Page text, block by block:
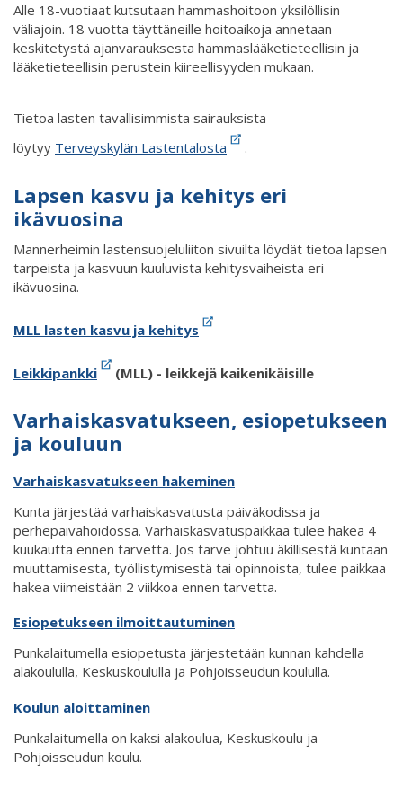
Alle 18-vuotiaat kutsutaan hammashoitoon yksilöllisin
väliajoin. 18 vuotta täyttäneille hoitoaikoja annetaan
keskitetystä ajanvarauksesta hammaslääketieteellisin ja
lääketieteellisin perustein kiireellisyyden mukaan.
Tietoa lasten tavallisimmista sairauksista
löytyy Terveyskylän Lastentalosta .
Lapsen kasvu ja kehitys eri
ikävuosina
Mannerheimin lastensuojeluliiton sivuilta löydät tietoa lapsen
tarpeista ja kasvuun kuuluvista kehitysvaiheista eri
ikävuosina.
MLL lasten kasvu ja kehitys
Leikkipankki (MLL) - leikkejä kaikenikäisille
Varhaiskasvatukseen, esiopetukseen
ja kouluun
Varhaiskasvatukseen hakeminen
Kunta järjestää varhaiskasvatusta päiväkodissa ja
perhepäivähoidossa. Varhaiskasvatuspaikkaa tulee hakea 4
kuukautta ennen tarvetta. Jos tarve johtuu äkillisestä kuntaan
muuttamisesta, työllistymisestä tai opinnoista, tulee paikkaa
hakea viimeistään 2 viikkoa ennen tarvetta.
Esiopetukseen ilmoittautuminen
Punkalaitumella esiopetusta järjestetään kunnan kahdella
alakoululla, Keskuskoululla ja Pohjoisseudun koululla.
Koulun aloittaminen
Punkalaitumella on kaksi alakoulua, Keskuskoulu ja
Pohjoisseudun koulu.